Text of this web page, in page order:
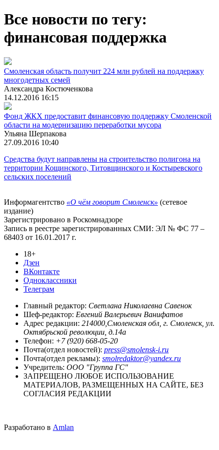
Все новости по тегу:
финансовая поддержка
Смоленская область получит 224 млн рублей на поддержку
многодетных семей
Александра Костюченкова
14.12.2016 16:15
Фонд ЖКХ предоставит финансовую поддержку Смоленской
области на модернизацию переработки мусора
Ульяна Шерпакова
27.09.2016 10:40
Средства будут направлены на строительство полигона на
территории Кощинского, Титовщинского и Костыревского
сельских поселений
Информагентство «О чём говорит Смоленск» (сетевое
издание)
Зарегистрировано в Роскомнадзоре
Запись в реестре зарегистрированных СМИ: ЭЛ № ФС 77 –
68403 от 16.01.2017 г.
18+
Дзен
ВКонтакте
Одноклассники
Телеграм
Главный редактор: Светлана Николаевна Савенок
Шеф-редактор: Евгений Валерьевич Ванифатов
Адрес редакции: 214000,Смоленская обл, г. Смоленск, ул.
Октябрьской революции, д.14а
Телефон: +7 (920) 668-05-20
Почта(отдел новостей): press@smolensk-i.ru
Почта(отдел рекламы): smolredaktor@yandex.ru
Учредитель: ООО "Группа ГС"
ЗАПРЕЩЕНО ЛЮБОЕ ИСПОЛЬЗОВАНИЕ
МАТЕРИАЛОВ, РАЗМЕЩЕННЫХ НА САЙТЕ, БЕЗ
СОГЛАСИЯ РЕДАКЦИИ
Разработано в Amlan